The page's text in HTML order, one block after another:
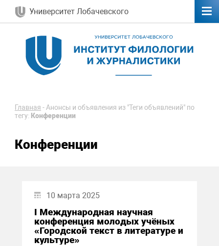
Университет Лобачевского
Главная -Анонсы и объявления из "Теги объявлений" по
тегу: Конференции
Конференции
10 марта 2025
I Международная научная
конференция молодых учёных
«Городской текст в литературе и
культуре»